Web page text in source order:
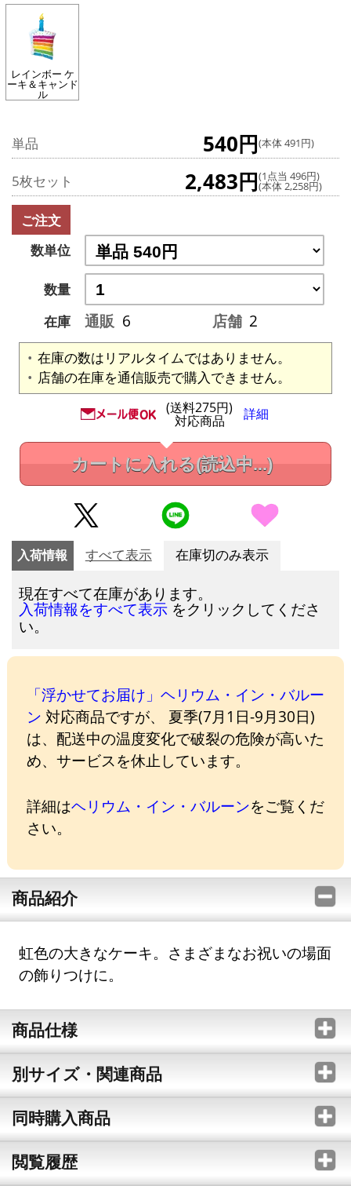
レインボー ケ
ーキ＆キャンド
ル
単品 540円(本体 491円)
5枚セット 2,483円(1点当 496円)
(本体 2,258円)
ご注文
数単位
数量
在庫
通販 6 店舗 2
在庫の数はリアルタイムではありません。
店舗の在庫を通信販売で購入できません。
(送料275円)
対応商品 詳細
カートに入れる(読込中...)
入荷情報 すべて表示 在庫切のみ表示
現在すべて在庫があります。
入荷情報をすべて表示 をクリックしてくださ
い。
「浮かせてお届け」ヘリウム・イン・バルー
ン 対応商品ですが、 夏季(7月1日-9月30日)
は、配送中の温度変化で破裂の危険が高いた
め、サービスを休止しています。
詳細はヘリウム・イン・バルーンをご覧くだ
さい。
商品紹介
虹色の大きなケーキ。さまざまなお祝いの場面
の飾りつけに。
商品仕様
別サイズ・関連商品
同時購入商品
閲覧履歴